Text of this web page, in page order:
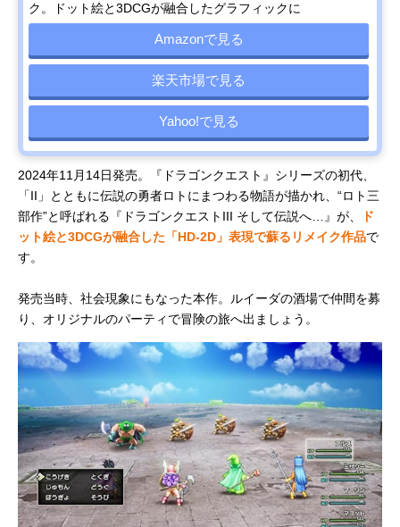
ク。ドット絵と3DCGが融合したグラフィックに
Amazonで見る
楽天市場で見る
Yahoo!で見る
2024年11月14日発売。『ドラゴンクエスト』シリーズの初代、
「II」とともに伝説の勇者ロトにまつわる物語が描かれ、“ロト三
部作”と呼ばれる『ドラゴンクエストIII そして伝説へ…』が、
ド
ット絵と3DCGが融合した「HD-2D」表現で蘇るリメイク作品で
す。
発売当時、社会現象にもなった本作。ルイーダの酒場で仲間を募
り、オリジナルのパーティで冒険の旅へ出ましょう。